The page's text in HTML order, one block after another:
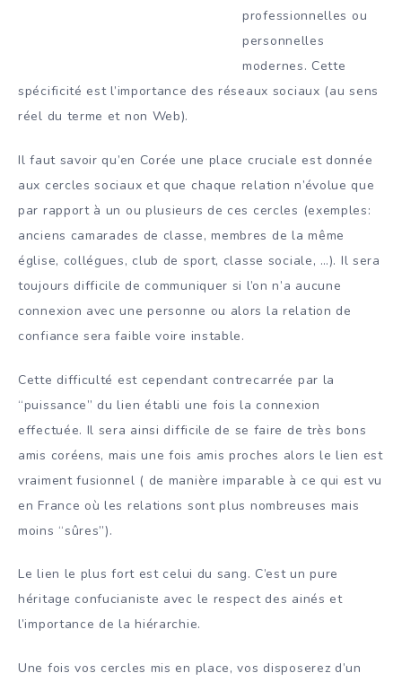
professionnelles ou
personnelles
modernes. Cette
spécificité est l’importance des réseaux sociaux (au sens
réel du terme et non Web).
Il faut savoir qu’en Corée une place cruciale est donnée
aux cercles sociaux et que chaque relation n’évolue que
par rapport à un ou plusieurs de ces cercles (exemples:
anciens camarades de classe, membres de la même
église, collégues, club de sport, classe sociale, …). Il sera
toujours difficile de communiquer si l’on n’a aucune
connexion avec une personne ou alors la relation de
confiance sera faible voire instable.
Cette difficulté est cependant contrecarrée par la
“puissance” du lien établi une fois la connexion
effectuée. Il sera ainsi difficile de se faire de très bons
amis coréens, mais une fois amis proches alors le lien est
vraiment fusionnel ( de manière imparable à ce qui est vu
en France où les relations sont plus nombreuses mais
moins “sûres”).
Le lien le plus fort est celui du sang. C’est un pure
héritage confucianiste avec le respect des ainés et
l’importance de la hiérarchie.
Une fois vos cercles mis en place, vos disposerez d’un